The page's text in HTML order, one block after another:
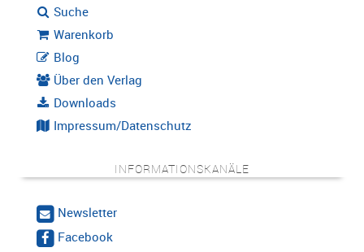
Suche
Warenkorb
Blog
Über den Verlag
Downloads
Impressum/Datenschutz
INFORMATIONSKANÄLE
Newsletter
Facebook